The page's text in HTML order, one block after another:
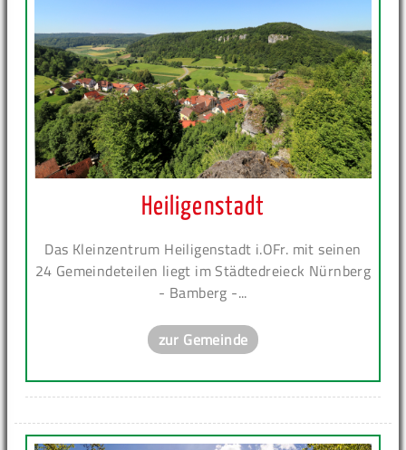
Heiligenstadt
Das Kleinzentrum Heiligenstadt i.OFr. mit seinen
24 Gemeindeteilen liegt im Städtedreieck Nürnberg
- Bamberg -...
zur Gemeinde